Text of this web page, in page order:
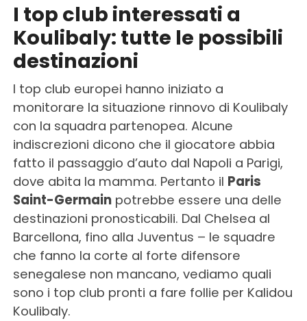
I top club interessati a
Koulibaly: tutte le possibili
destinazioni
I top club europei hanno iniziato a
monitorare la situazione rinnovo di Koulibaly
con la squadra partenopea. Alcune
indiscrezioni dicono che il giocatore abbia
fatto il passaggio d’auto dal Napoli a Parigi,
dove abita la mamma. Pertanto il Paris
Saint-Germainpotrebbe essere una delle
destinazioni pronosticabili. Dal Chelsea al
Barcellona, fino alla Juventus – le squadre
che fanno la corte al forte difensore
senegalese non mancano, vediamo quali
sono i top club pronti a fare follie per Kalidou
Koulibaly.